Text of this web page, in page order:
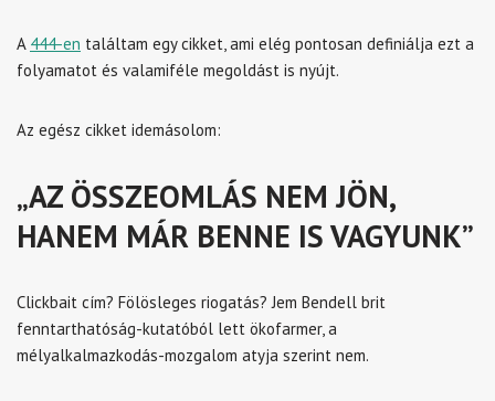
A 444-en találtam egy cikket, ami elég pontosan definiálja ezt a
folyamatot és valamiféle megoldást is nyújt.
Az egész cikket idemásolom:
„AZ ÖSSZEOMLÁS NEM JÖN,
HANEM MÁR BENNE IS VAGYUNK”
Clickbait cím? Fölösleges riogatás? Jem Bendell brit
fenntarthatóság-kutatóból lett ökofarmer, a
mélyalkalmazkodás-mozgalom atyja szerint nem.